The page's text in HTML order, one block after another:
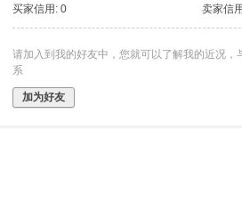
买家信用: 0
卖家信
请加入到我的好友中，您就可以了解我的近况，
系
加为好友